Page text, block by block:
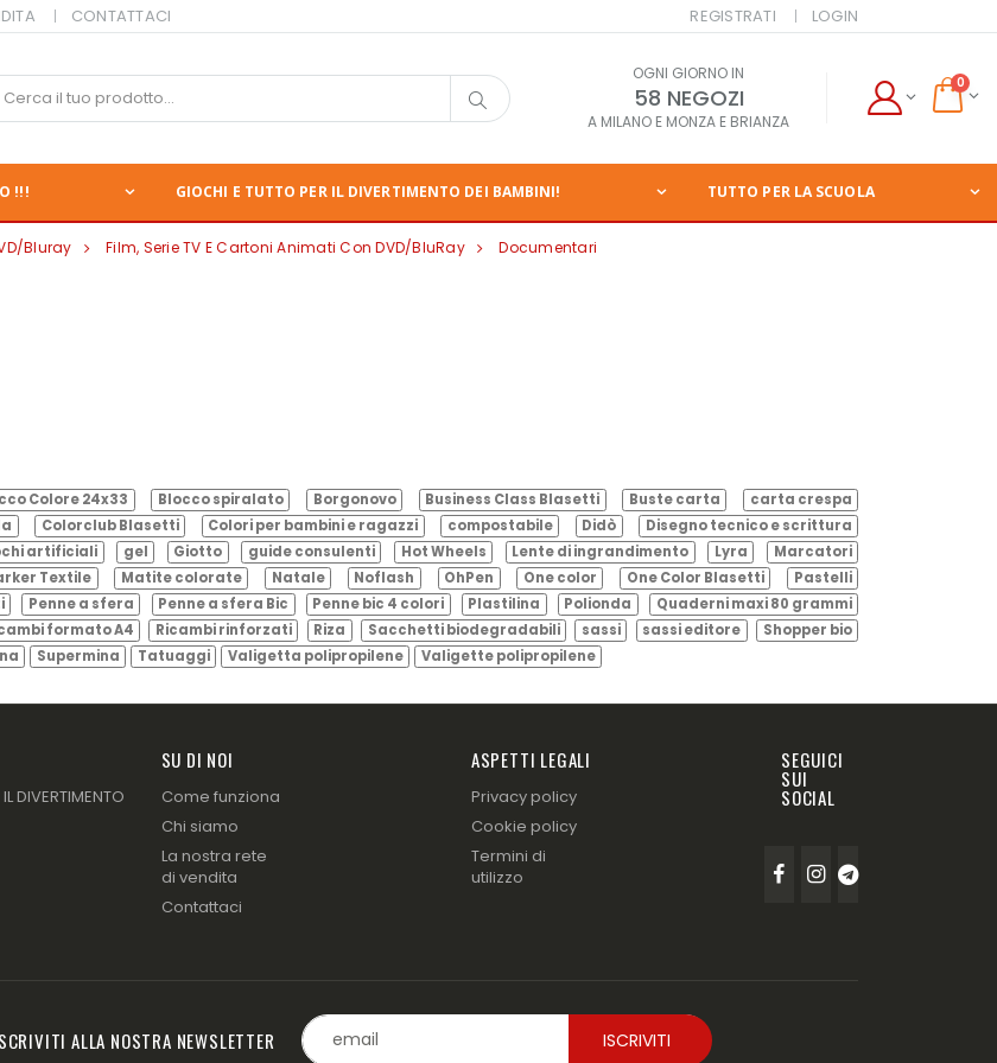
CONTATTACI REGISTRATI LOGIN
OGNI GIORNO IN
58 NEGOZI
A MILANO E MONZA E BRIANZA
0
!!! GIOCHI E TUTTO PER IL DIVERTIMENTO DEI BAMBINI! TUTTO PER LA SCUOLA
Bluray Film, Serie TV E Cartoni Animati Con DVD/BluRay Documentari
Colore 24x33 Blocco spiralato Borgonovo Business Class Blasetti Buste carta
carta crespa
Colorclub Blasetti Colori per bambini e ragazzi compostabile Didò
Disegno tecnico e scrittura
artificiali gel Giotto guide consulenti Hot Wheels Lente di ingrandimento Lyra
Marcatori
Textile Matite colorate Natale Noflash OhPen One color One Color Blasetti
Pastelli
Penne a sfera Penne a sfera Bic Penne bic 4 colori Plastilina Polionda
Quaderni maxi 80 grammi
formato A4 Ricambi rinforzati Riza Sacchetti biodegradabili sassi sassi editore
Shopper bio
Supermina Tatuaggi Valigetta polipropilene Valigette polipropilene
DIVERTIMENTO
SU DI NOI
Come funziona
Chi siamo
La nostra rete
di vendita
Contattaci
ASPETTI LEGALI
Privacy policy
Cookie policy
Termini di
utilizzo
SEGUICI
SUI
SOCIAL
ALLA NOSTRA NEWSLETTER